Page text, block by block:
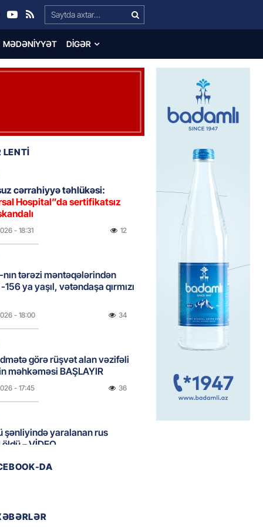
Search…
MƏDƏNIYYƏT DIGƏR
cərrahiyyə təhlükəsi:
Hospital”da sertifikatsız
- 18:31 12
nın tərəzi məntəqələrindən
ya yaşıl, vətəndaşa qırmızı
- 18:00 34
görə rüşvət alan vəzifəli
məhkəməsi BAŞLAYIR
- 17:45 36
şənliyində yaralanan rus
– VİDEO
546 min manatı 20
DA